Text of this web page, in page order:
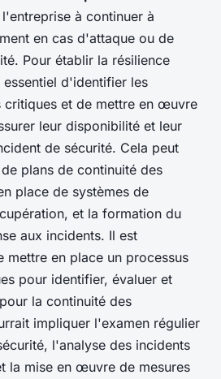
à continuer à
en cas d'attaque ou de
Pour établir la résilience
d'identifier les
critiques et de mettre en œuvre
leur disponibilité et leur
de sécurité. Cela peut
plans de continuité des
place de systèmes de
et la formation du
aux incidents. Il est
mettre en place un processus
pour identifier, évaluer et
la continuité des
impliquer l'examen régulier
l'analyse des incidents
la mise en œuvre de mesures